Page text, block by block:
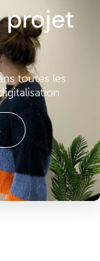
projet
toutes les